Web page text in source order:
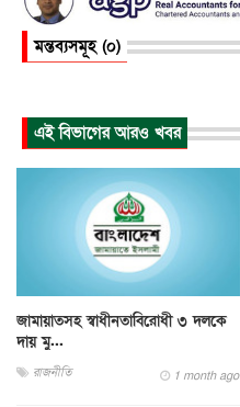
মন্তব্যসমূহ (০)
এই বিভাগের আরও খবর
জামায়াতসহ স্বাধীনতাবিরোধী ৩ দলকে
দায় মু...
রাজনীতি 1 month ago